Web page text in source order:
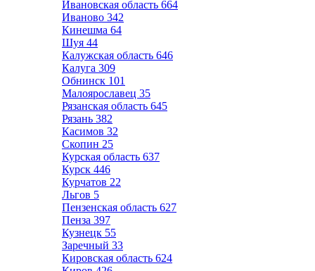
Ивановская область 664
Иваново 342
Кинешма 64
Шуя 44
Калужская область 646
Калуга 309
Обнинск 101
Малоярославец 35
Рязанская область 645
Рязань 382
Касимов 32
Скопин 25
Курская область 637
Курск 446
Курчатов 22
Льгов 5
Пензенская область 627
Пенза 397
Кузнецк 55
Заречный 33
Кировская область 624